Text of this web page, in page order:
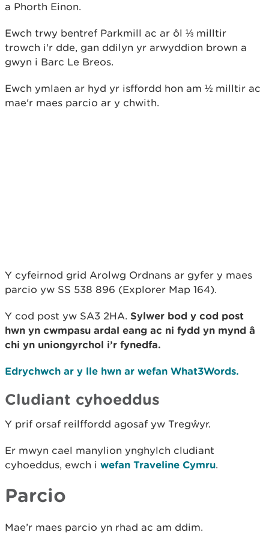
a Phorth Einon.
Ewch trwy bentref Parkmill ac ar ôl ⅓ milltir
trowch i'r dde, gan ddilyn yr arwyddion brown a
gwyn i Barc Le Breos.
Ewch ymlaen ar hyd yr isffordd hon am ½ milltir ac
mae'r maes parcio ar y chwith.
Y cyfeirnod grid Arolwg Ordnans ar gyfer y maes
parcio yw SS 538 896 (Explorer Map 164).
Y cod post yw SA3 2HA. Sylwer bod y cod post
hwn yn cwmpasu ardal eang ac ni fydd yn mynd â
chi yn uniongyrchol i’r fynedfa.
Edrychwch ar y lle hwn ar wefan What3Words.
Cludiant cyhoeddus
Y prif orsaf reilffordd agosaf yw Tregŵyr.
Er mwyn cael manylion ynghylch cludiant
cyhoeddus, ewch i wefan Traveline Cymru.
Parcio
Mae’r maes parcio yn rhad ac am ddim.